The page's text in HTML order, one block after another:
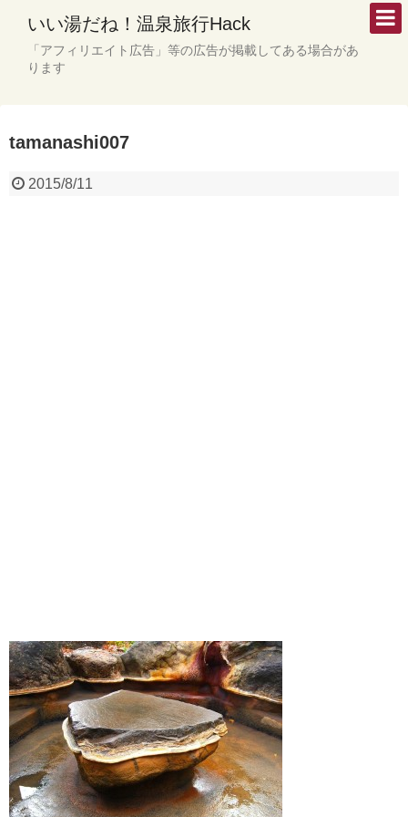
いい湯だね！温泉旅行Hack
「アフィリエイト広告」等の広告が掲載してある場合があ
ります
tamanashi007
2015/8/11